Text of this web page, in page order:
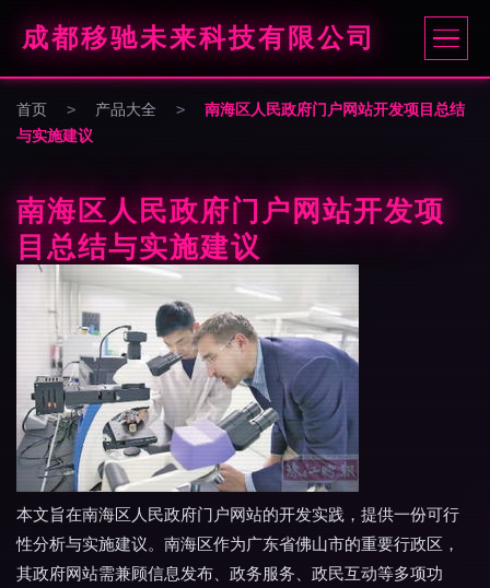
成都移驰未来科技有限公司
首页 > 产品大全 >
南海区人民政府门户网站开发项目总结
与实施建议
南海区人民政府门户网站开发项
目总结与实施建议
本文旨在南海区人民政府门户网站的开发实践，提供一份可行
性分析与实施建议。南海区作为广东省佛山市的重要行政区，
其政府网站需兼顾信息发布、政务服务、政民互动等多项功